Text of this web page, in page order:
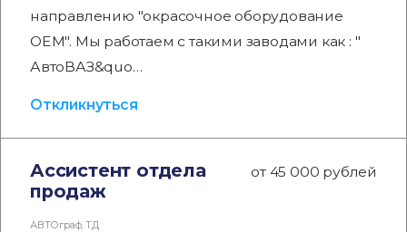
направлению "окрасочное оборудование
OEM". Мы работаем с такими заводами как : "
АвтоВАЗ&quo…
Откликнуться
Ассистент отдела
продаж
от 45 000 рублей
АВТОграф, ТД